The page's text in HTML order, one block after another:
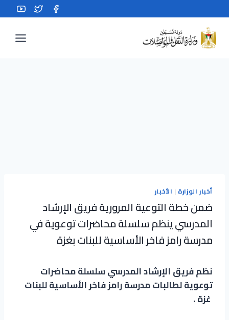
to
content
أخبار الوزارة | الأخبار
ضمن خطة التوعية المرورية فريق الإرشاد
المدرسي ينظم سلسلة محاضرات توعوية في
مدرسة رامز فاخر الأساسية للبنات بغزة
نظم فريق الإرشاد المدرسي سلسلة محاضرات
توعوية لطالبات مدرسة رامز فاخر الأساسية للبنات
غزة .